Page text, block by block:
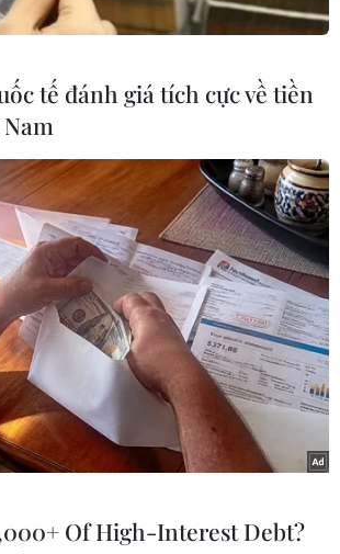
#Đội tuyển Trung Quốc
Liban Trung Quốc
trick từ chấm 11m giúp Qatar bảo vệ
tế đánh giá tích cực về tiền
Of High-Interest Debt?